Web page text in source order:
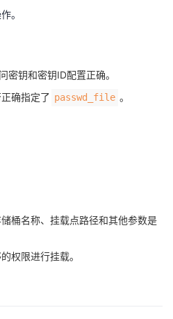
。
密钥和密钥ID配置正确。
确指定了 passwd_file 。
桶名称、挂载点路径和其他参数是
权限进行挂载。